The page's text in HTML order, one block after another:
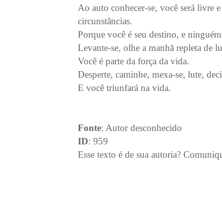
Ao auto conhecer-se, você será livre
circunstâncias.
Porque você é seu destino, e
Levante-se, olhe a manhã repleta de
Você é parte da força da vida.
Desperte, caminhe, mexa-se, lute,
E você triunfará na vida.
Fonte: Autor desconhecido
ID: 959
Esse texto é de sua autoria?